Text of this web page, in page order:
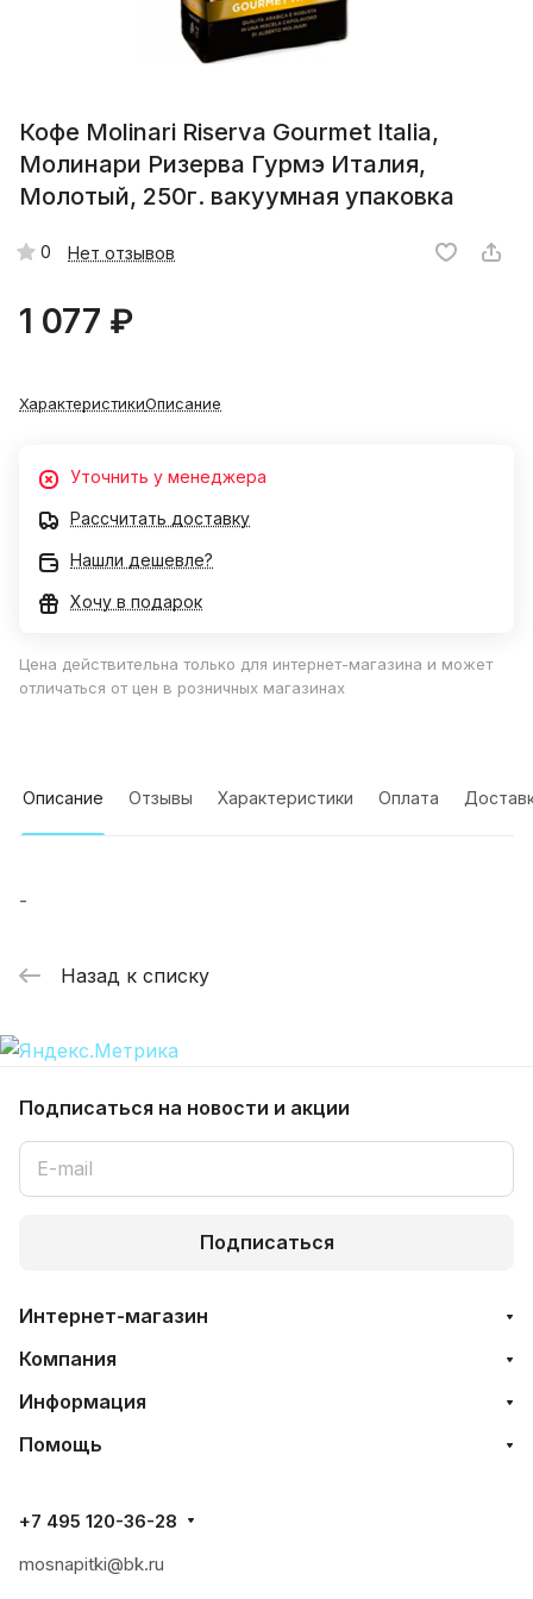
Кофе Molinari Riserva Gourmet Italia,
Молинари Ризерва Гурмэ Италия,
Молотый, 250г. вакуумная упаковка
0 Нет отзывов
1 077 ₽
ХарактеристикиОписание
Уточнить у менеджера
Рассчитать доставку
Нашли дешевле?
Хочу в подарок
Цена действительна только для интернет-магазина и может
отличаться от цен в розничных магазинах
Описание Отзывы Характеристики Оплата
-
Назад к списку
Подписаться на новости и акции
Подписаться
Интернет-магазин
Компания
Информация
Помощь
+7 495 120-36-28
mosnapitki@bk.ru